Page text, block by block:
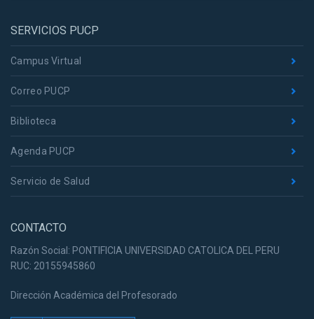
SERVICIOS PUCP
Campus Virtual
Correo PUCP
Biblioteca
Agenda PUCP
Servicio de Salud
CONTACTO
Razón Social: PONTIFICIA UNIVERSIDAD CATOLICA DEL PERU
RUC: 20155945860
Dirección Académica del Profesorado